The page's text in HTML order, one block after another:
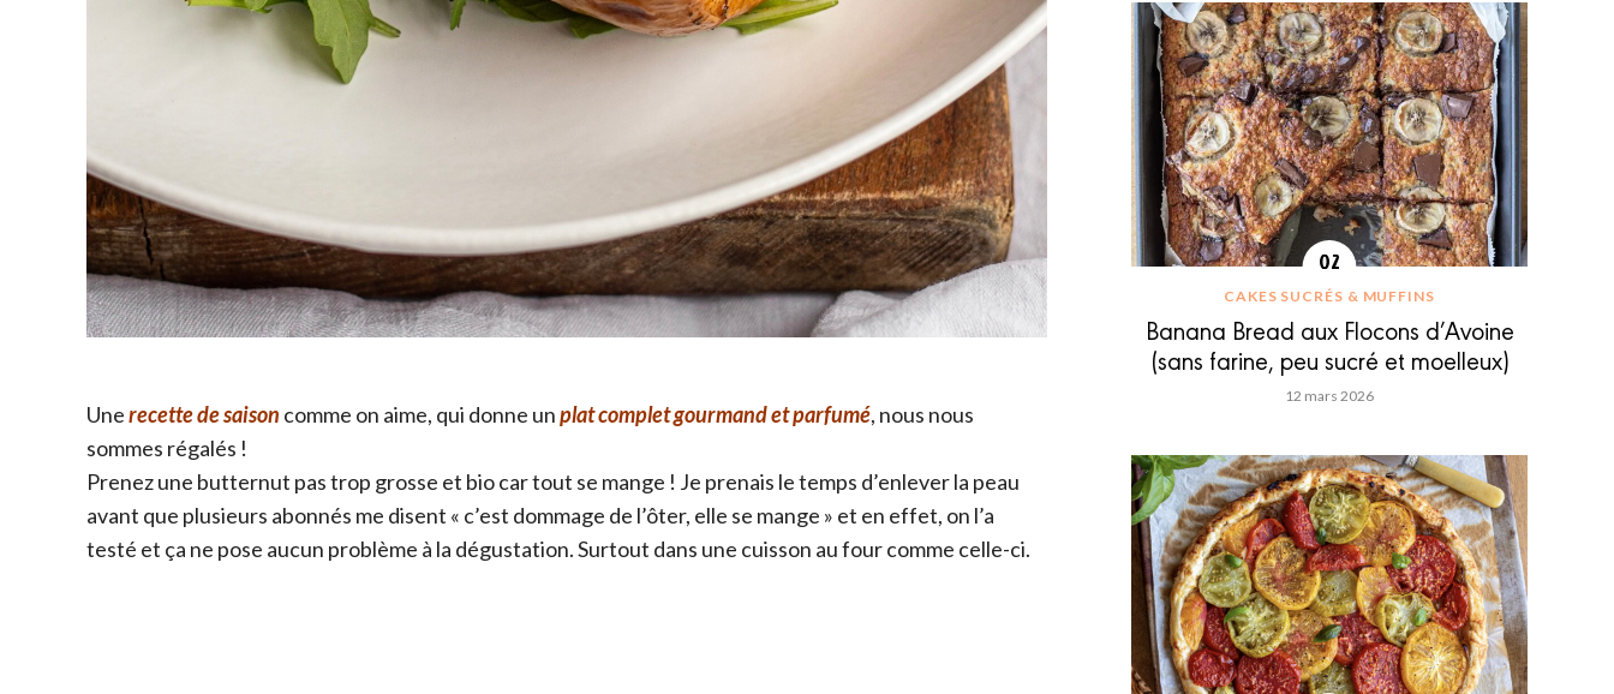
Unerecette de saison comme on aime, qui donne unplat complet gourmand et parfumé, nous nous
sommes régalés !
Prenez une butternut pas trop grosse et bio car tout se mange ! Je prenais le temps d’enlever la peau
avant que plusieurs abonnés me disent « c’est dommage de l’ôter, elle se mange » et en effet, on l’a
testé et ça ne pose aucun problème à la dégustation. Surtout dans une cuisson au four comme celle-ci.
CAKES SUCRÉS & MUFFINS
Banana Bread aux Flocons d’Avoine
(sans farine, peu sucré et moelleux)
12 mars 2026